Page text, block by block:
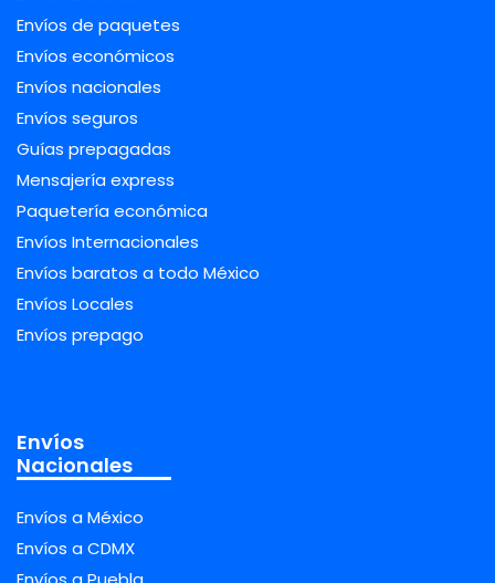
Envíos de paquetes
Envíos económicos
Envíos nacionales
Envíos seguros
Guías prepagadas
Mensajería express
Paquetería económica
Envíos Internacionales
Envíos baratos a todo México
Envíos Locales
Envíos prepago
Envíos
Nacionales
Envíos a México
Envíos a CDMX